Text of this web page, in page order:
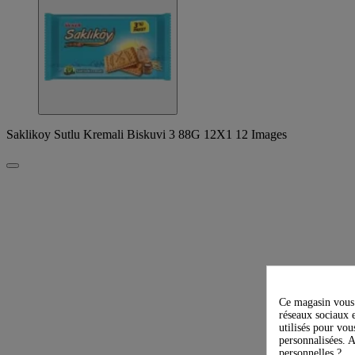
Saklikoy Sutlu Kremali Biskuvi 3 88G 12X1 12 Images
Ce magasin
réseaux sociaux
utilisés pour
personnalisées.